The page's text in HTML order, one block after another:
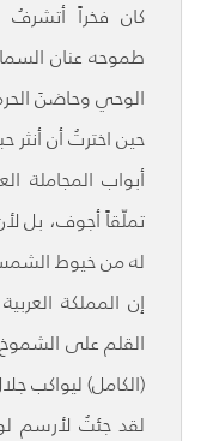
كان فخراً أتشرفُ
طموحه عنان
الوحي وحاضنَ
حين اخترتُ أن أنثر
أبواب المجاملة
تملّقاً أجوف، بل
له من خيوط
إن المملكة
القلم على
(الكامل) ليواكب
لقد جئتُ لأرسم